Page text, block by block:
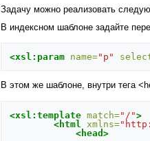
Задачу можно реализовать
В индексном шаблоне задайте
<xsl:param name="p"
В этом же шаблоне, внутри тега
<xsl:template match="/">
<html
xmlns=
<head>